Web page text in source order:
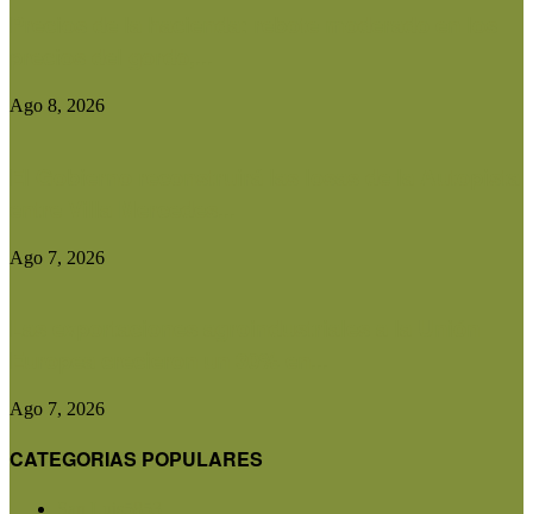
Ago 8, 2026
Ago 7, 2026
Ago 7, 2026
CATEGORIAS POPULARES